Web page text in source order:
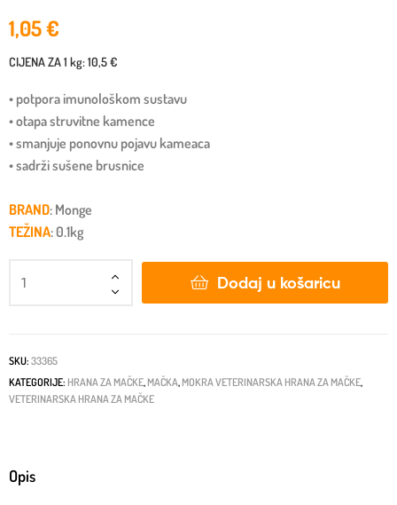
1,05€
CIJENA ZA1 kg:10,5 €
• potpora imunološkom sustavu
• otapa struvitne kamence
• smanjuje ponovnu pojavu kameaca
• sadrži sušene brusnice
BRAND: Monge
TEŽINA: 0.1kg
Dodaj u košaricu
SKU: 33365
KATEGORIJE: HRANA ZA MAČKE, MAČKA, MOKRA VETERINARSKA HRANA ZA MAČKE,
VETERINARSKA HRANA ZA MAČKE
Opis